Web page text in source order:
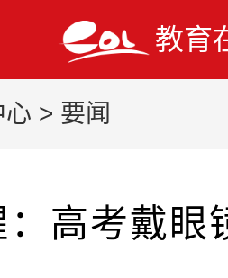
教育
心 > 要闻
：高考戴眼